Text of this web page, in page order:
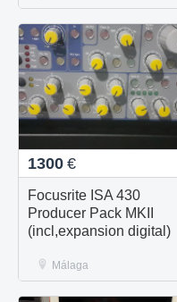
1300 €
Focusrite ISA 430
Producer Pack MKII
(incl,expansion digital)
Málaga